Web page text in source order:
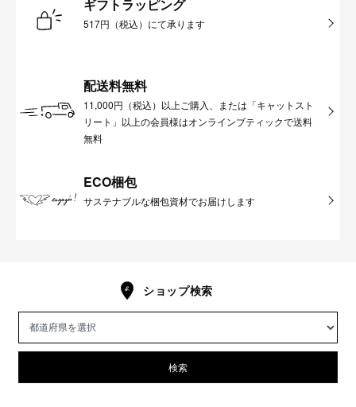
ギフトラッピング
517円（税込）にて承ります
配送料無料
11,000円（税込）以上ご購入、または「キャットスト
リート」以上の会員様はオンラインブティックで送料
無料
ECO梱包
サステナブルな梱包資材でお届けします
ショップ検索
検索